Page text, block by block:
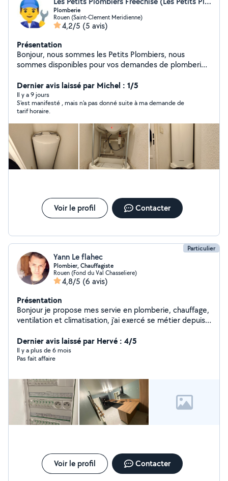
Plomberie
Rouen (Saint-Clement Meridienne)
4,2/5 (5 avis)
Présentation
Bonjour, nous sommes les Petits Plombiers, nous
sommes disponibles pour vos demandes de plomberie
Dernier avis laissé par Michel : 1/5
Il y a 9 jours
S'est manifesté , mais n'a pas donné suite à ma demande de
tarif horaire.
Voir le profil Contacter
Particulier
Yann Le flahec
Plombier, Chauffagiste
Rouen (Fond du Val Chasseliere)
4,8/5 (6 avis)
Présentation
Bonjour je propose mes servie en plomberie, chauffage,
ventilation et climatisation, j'ai exercé se métier depuis
possession plusieurs diplôme. Je suis minutieux dans
mon travail, je propose mes service pour dépanner,
réparer, remplacer ainsi que la création.
Dernier avis laissé par Hervé : 4/5
Il y a plus de 6 mois
Pas fait affaire
Voir le profil Contacter